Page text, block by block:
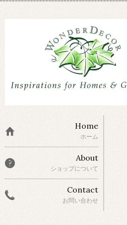
Home
ホーム
About
ショップについて
Contact
お問い合わせ